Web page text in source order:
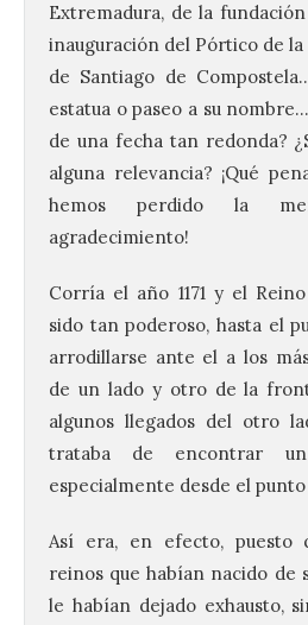
Extremadura, de la
inauguración del Pórtico de
de Santiago de
estatua o paseo a su
de una fecha tan redonda?
alguna relevancia? ¡Qué
hemos perdido la
agradecimiento!
Corría el año 1171 y el
sido tan poderoso, hasta el
arrodillarse ante el a los
de un lado y otro de la
algunos llegados del otro
trataba de encontrar un
especialmente desde el
Así era, en efecto, puesto
reinos que habían nacido de
le habían dejado exhausto,